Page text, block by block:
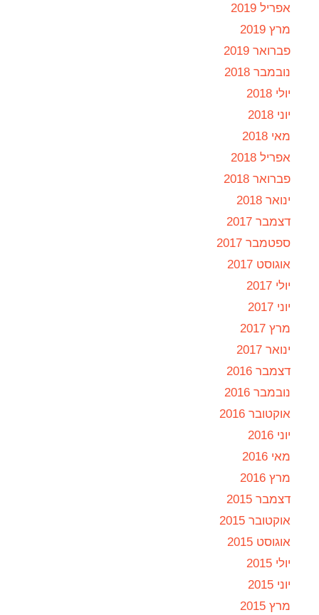
אפריל 2019
מרץ 2019
פברואר 2019
נובמבר 2018
יולי 2018
יוני 2018
מאי 2018
אפריל 2018
פברואר 2018
ינואר 2018
דצמבר 2017
ספטמבר 2017
אוגוסט 2017
יולי 2017
יוני 2017
מרץ 2017
ינואר 2017
דצמבר 2016
נובמבר 2016
אוקטובר 2016
יוני 2016
מאי 2016
מרץ 2016
דצמבר 2015
אוקטובר 2015
אוגוסט 2015
יולי 2015
יוני 2015
מרץ 2015